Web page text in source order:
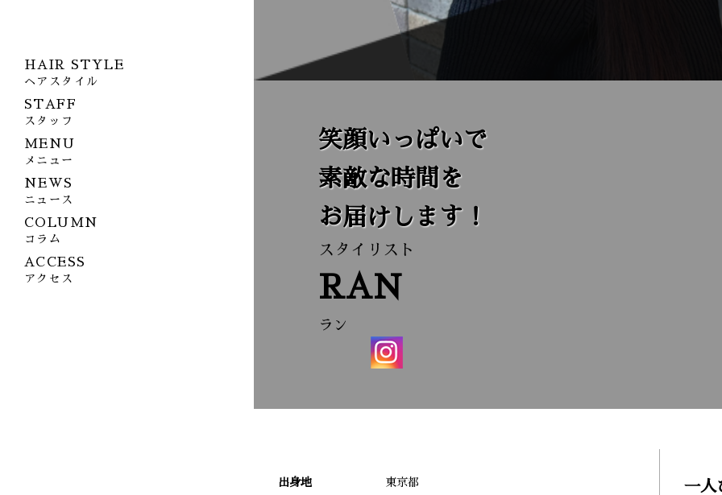
HAIR STYLE
ヘアスタイル
STAFF
スタッフ
MENU
メニュー
NEWS
ニュース
COLUMN
コラム
ACCESS
アクセス
笑顔いっぱいで
素敵な時間を
お届けします！
スタイリスト
RAN
ラン
出身地 東京都
一人